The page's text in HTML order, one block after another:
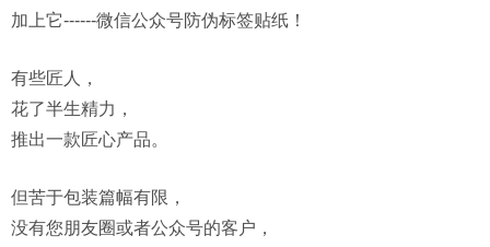
加上它------微信公众号防伪标签贴纸！
有些匠人，
花了半生精力，
推出一款匠心产品。
但苦于包装篇幅有限，
没有您朋友圈或者公众号的客户，